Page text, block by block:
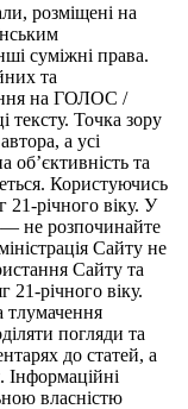
розміщені на
суміжні права.
та
на ГОЛОС /
тексту. Точка зору
а усі
об’єктивність та
Користуючись
21-річного віку. У
— не розпочинайте
Сайту не
Сайту та
21-річного віку.
тлумачення
погляди та
до статей, а
Інформаційні
власністю